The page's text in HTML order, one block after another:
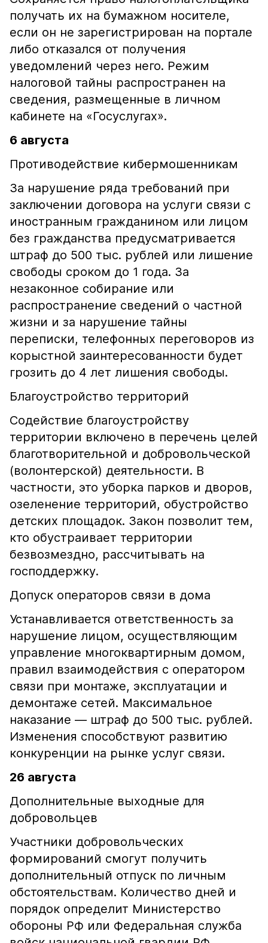
получать их на бумажном носителе,
если он не зарегистрирован на портале
либо отказался от получения
уведомлений через него. Режим
налоговой тайны распространен на
сведения, размещенные в личном
кабинете на «Госуслугах».
6 августа
Противодействие кибермошенникам
За нарушение ряда требований при
заключении договора на услуги связи с
иностранным гражданином или лицом
без гражданства предусматривается
штраф до 500 тыс. рублей или лишение
свободы сроком до 1 года. За
незаконное собирание или
распространение сведений о частной
жизни и за нарушение тайны
переписки, телефонных переговоров из
корыстной заинтересованности будет
грозить до 4 лет лишения свободы.
Благоустройство территорий
Содействие благоустройству
территории включено в перечень целей
благотворительной и добровольческой
(волонтерской) деятельности. В
частности, это уборка парков и дворов,
озеленение территорий, обустройство
детских площадок. Закон позволит тем,
кто обустраивает территории
безвозмездно, рассчитывать на
господдержку.
Допуск операторов связи в дома
Устанавливается ответственность за
нарушение лицом, осуществляющим
управление многоквартирным домом,
правил взаимодействия с оператором
связи при монтаже, эксплуатации и
демонтаже сетей. Максимальное
наказание — штраф до 500 тыс. рублей.
Изменения способствуют развитию
конкуренции на рынке услуг связи.
26 августа
Дополнительные выходные для
добровольцев
Участники добровольческих
формирований смогут получить
дополнительный отпуск по личным
обстоятельствам. Количество дней и
порядок определит Министерство
обороны РФ или Федеральная служба